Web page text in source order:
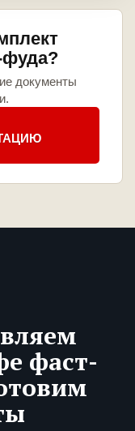
документы
фаст-